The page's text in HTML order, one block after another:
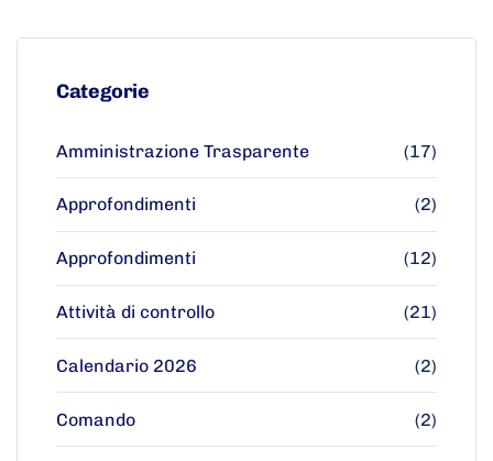
Categorie
Amministrazione Trasparente (17)
Approfondimenti (2)
Approfondimenti (12)
Attività di controllo (21)
Calendario 2026 (2)
Comando (2)